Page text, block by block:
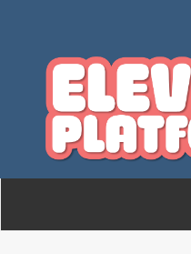
Krogsbølle Skole
Medlemmer